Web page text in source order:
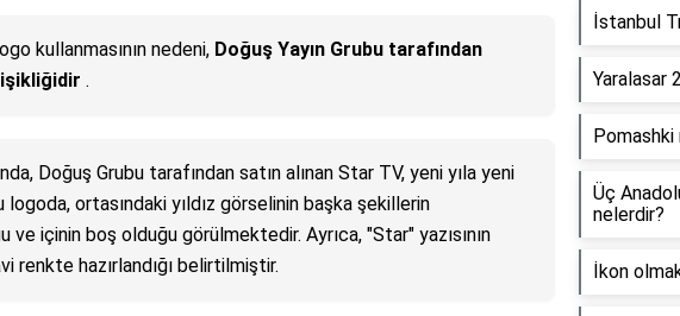
kullanmasının nedeni, Doğuş Yayın Grubu tarafından
.
Doğuş Grubu tarafından satın alınan Star TV, yeni yıla yeni
logoda, ortasındaki yıldız görselinin başka şekillerin
ve içinin boş olduğu görülmektedir. Ayrıca, "Star" yazısının
renkte hazırlandığı belirtilmiştir.
İstanbul
Yaralasar
Pomashki
Üç
nelerdir?
İkon